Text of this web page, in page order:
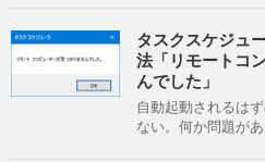
タスクスケジュ
法「リモートコ
んでした」
自動起動されるは
ない。何か問題が